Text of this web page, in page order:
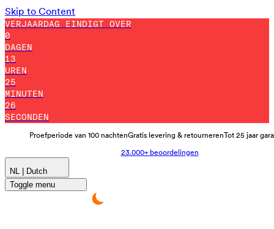
Skip to Content
VERJAARDAG EINDIGT OVER
0
DAGEN
13
UREN
25
MINUTEN
24
SECONDEN
Proefperiode van 100 nachtenGratis levering & retournerenTot 25 jaar
23.000+ beoordelingen
NL | Dutch
Toggle menu